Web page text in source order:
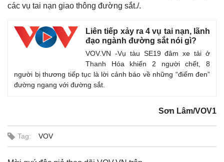
các vụ tai nạn giao thông đường sắt./.
Liên tiếp xảy ra 4 vụ tai nạn, lãnh
đạo ngành đường sắt nói gì?
VOV.VN -Vụ tàu SE19 đâm xe tải ở
Thanh Hóa khiến 2 người chết, 8
người bị thương tiếp tục là lời cảnh báo về những “điểm đen”
đường ngang với đường sắt.
Sơn Lâm/VOV1
Tag: VOV